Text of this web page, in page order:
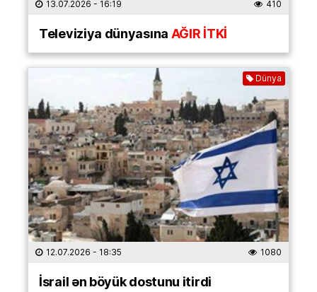
13.07.2026 - 16:19 410
Televiziya dünyasınaAĞIR İTKİ
Dünya
12.07.2026 - 18:35 1080
İsrail ən böyük dostunu itirdi